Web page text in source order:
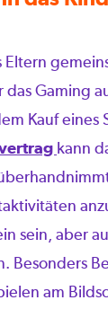
Eltern
das Gaming
Kauf eines
kann
sein, aber
Besonders
am